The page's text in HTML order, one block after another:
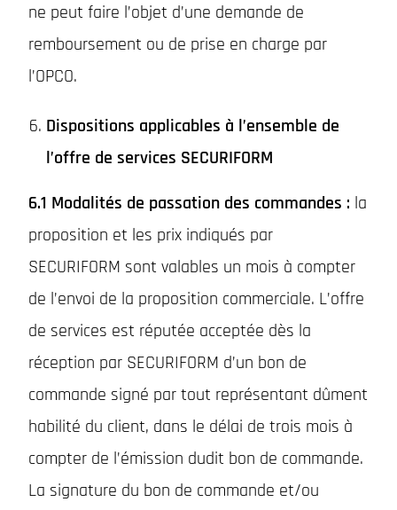
ne peut faire l’objet d’une demande de
remboursement ou de prise en charge par
l’OPCO.
Dispositions applicables à l’ensemble de
l’offre de services SECURIFORM
6.1 Modalités de passation des commandes : la
proposition et les prix indiqués par
SECURIFORM sont valables un mois à compter
de l’envoi de la proposition commerciale. L’offre
de services est réputée acceptée dès la
réception par SECURIFORM d’un bon de
commande signé par tout représentant dûment
habilité du client, dans le délai de trois mois à
compter de l’émission dudit bon de commande.
La signature du bon de commande et/ou